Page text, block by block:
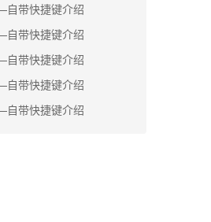
自带快捷键介绍
自带快捷键介绍
自带快捷键介绍
自带快捷键介绍
自带快捷键介绍